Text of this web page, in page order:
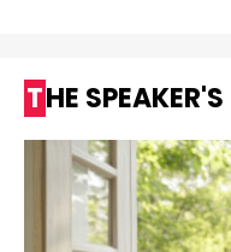
THE SPEAKER'S